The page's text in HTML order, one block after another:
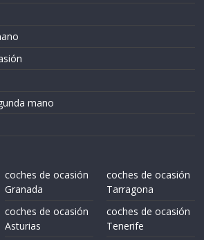
mano
coches de ocasión
Granada
coches de ocasión
Asturias
coches de ocasión
Tarragona
coches de ocasión
Tenerife